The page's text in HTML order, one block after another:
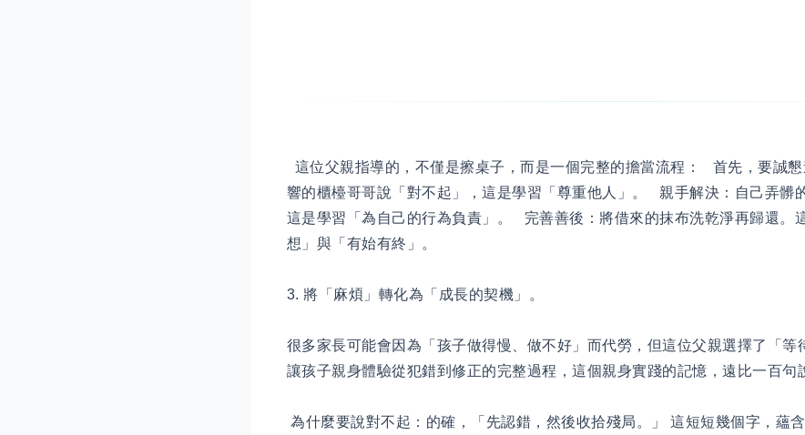
這位父親指導的，不僅是擦桌子，而是一個完整的擔當流程： 首先，要誠
響的櫃檯哥哥說「對不起」，這是學習「尊重他人」。 親手解決：自己弄髒
這是學習「為自己的行為負責」。 完善善後：將借來的抹布洗乾淨再歸還。
想」與「有始有終」。
3. 將「麻煩」轉化為「成長的契機」。
很多家長可能會因為「孩子做得慢、做不好」而代勞，但這位父親選擇了「等
讓孩子親身體驗從犯錯到修正的完整過程，這個親身實踐的記憶，遠比一百句
為什麼要說對不起：的確，「先認錯，然後收拾殘局。」 這短短幾個字，蘊